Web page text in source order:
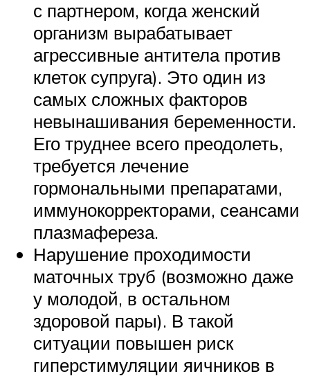
с партнером, когда женский
организм вырабатывает
агрессивные антитела против
клеток супруга). Это один из
самых сложных факторов
невынашивания беременности.
Его труднее всего преодолеть,
требуется лечение
гормональными препаратами,
иммунокорректорами, сеансами
плазмафереза.
Нарушение проходимости
маточных труб (возможно даже
у молодой, в остальном
здоровой пары). В такой
ситуации повышен риск
гиперстимуляции яичников в